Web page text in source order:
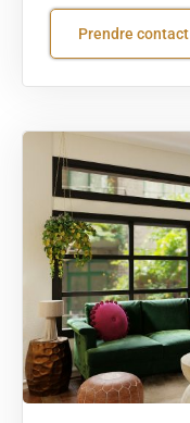
Prendre contact